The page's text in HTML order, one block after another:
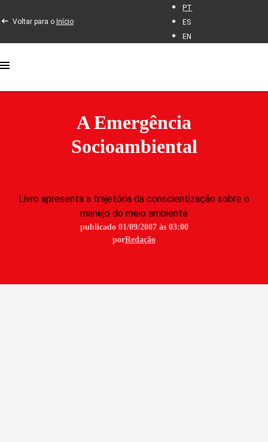
Voltar para o Início
PT
ES
EN
A Emergência
Socioambiental
Livro apresenta a trajetória da conscientização sobre o
manejo do meio ambiente
publicado 01/09/2007 às 03:00
porRedação